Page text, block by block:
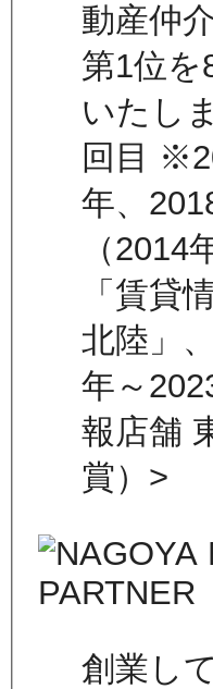
動産仲
第1位を
いたし
回目
年、
（2014
「賃貸
北陸」
年～
報店舗
賞）>
創業し